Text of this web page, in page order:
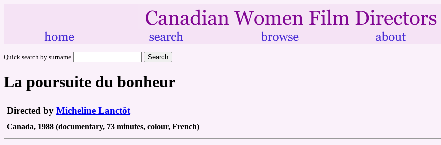
Quick search by surname
La poursuite du bonheur
Directed by Micheline Lanctôt
Canada, 1988 (documentary, 73 minutes, colour, French)